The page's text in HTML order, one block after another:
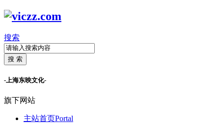
搜索
搜 索
-上海东映文化-
旗下网站
主站首页Portal